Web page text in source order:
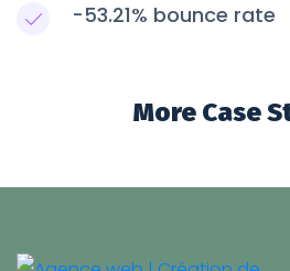
-53.21% bounce rate
More Case